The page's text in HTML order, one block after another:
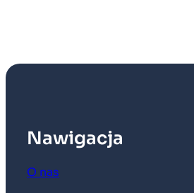
Nawigacja
O nas